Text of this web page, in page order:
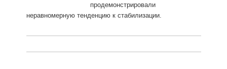
продемонстрировали
неравномерную тенденцию к стабилизации.